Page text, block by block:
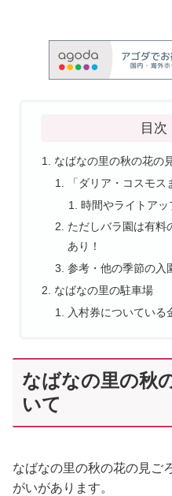
目次
なばなの里の秋の花の
「ダリア・コスモ
時間やライトアッ
ただしバラ園は有料
あり！
参考・他の季節の入
なばなの里の駐車場
入村券についている
なばなの里の秋
いて
なばなの里の秋の花の見ご
がいがあります。